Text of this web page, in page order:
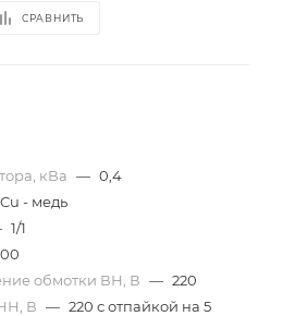
СРАВНИТЬ
кВа — 0,4
Cu - медь
1/1
обмотки ВН, В — 220
В — 220 с отпайкой на 5